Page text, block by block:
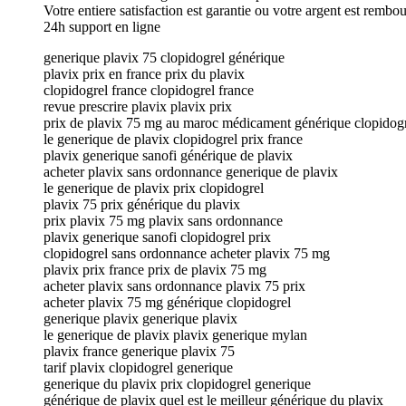
Votre entiere satisfaction est garantie ou votre argent est
24h support en ligne
generique plavix 75 clopidogrel générique
plavix prix en france prix du plavix
clopidogrel france clopidogrel france
revue prescrire plavix plavix prix
prix de plavix 75 mg au maroc médicament générique
le generique de plavix clopidogrel prix france
plavix generique sanofi générique de plavix
acheter plavix sans ordonnance generique de plavix
le generique de plavix prix clopidogrel
plavix 75 prix générique du plavix
prix plavix 75 mg plavix sans ordonnance
plavix generique sanofi clopidogrel prix
clopidogrel sans ordonnance acheter plavix 75 mg
plavix prix france prix de plavix 75 mg
acheter plavix sans ordonnance plavix 75 prix
acheter plavix 75 mg générique clopidogrel
generique plavix generique plavix
le generique de plavix plavix generique mylan
plavix france generique plavix 75
tarif plavix clopidogrel generique
generique du plavix prix clopidogrel generique
générique de plavix quel est le meilleur générique du plavix